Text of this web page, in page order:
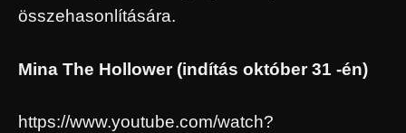
összehasonlítására.
Mina The Hollower (indítás október 31 -én)
https://www.youtube.com/watch?